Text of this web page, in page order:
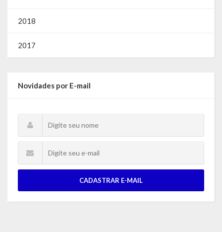
2018
2017
Novidades por E-mail
CADASTRAR E-MAIL